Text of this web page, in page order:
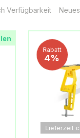
Verfügbarkeit
Rabatt
4%
Lieferzeit